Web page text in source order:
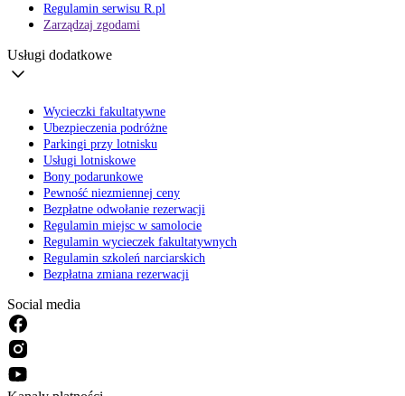
Regulamin serwisu R.pl
Zarządzaj zgodami
Usługi dodatkowe
Wycieczki fakultatywne
Ubezpieczenia podróżne
Parkingi przy lotnisku
Usługi lotniskowe
Bony podarunkowe
Pewność niezmiennej ceny
Bezpłatne odwołanie rezerwacji
Regulamin miejsc w samolocie
Regulamin wycieczek fakultatywnych
Regulamin szkoleń narciarskich
Bezpłatna zmiana rezerwacji
Social media